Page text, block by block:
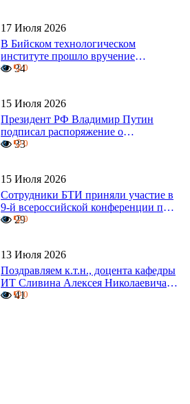
17 Июля 2026
В Бийском технологическом
институте прошло вручение
дипломов
0 0
34
15 Июля 2026
Президент РФ Владимир Путин
подписал распоряжение о
поощрении граждан и трудовых
0 0
33
15 Июля 2026
Сотрудники БТИ приняли участие в
9-й всероссийской конференции по
задачам со свободными границами
0 0
29
13 Июля 2026
Поздравляем к.т.н., доцента кафедры
ИТ Сливина Алексея Николаевича с
юбилеем!
6 0
41